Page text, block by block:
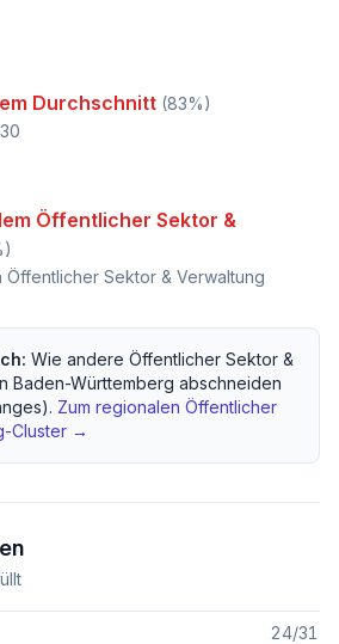
Durchschnitt (83%)
Öffentlicher Sektor &
Öffentlicher Sektor & Verwaltung
Wie andere Öffentlicher Sektor &
Baden-Württemberg abschneiden
Zum regionalen Öffentlicher
-Cluster →
24/31